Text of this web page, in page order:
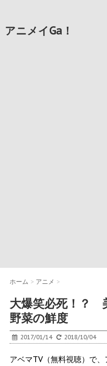
アニメイGa！
ホーム > アニメ >
大爆笑必死！？
野菜の鮮度
2017/01/14 2018/10/04
アベマTV（無料視聴）で